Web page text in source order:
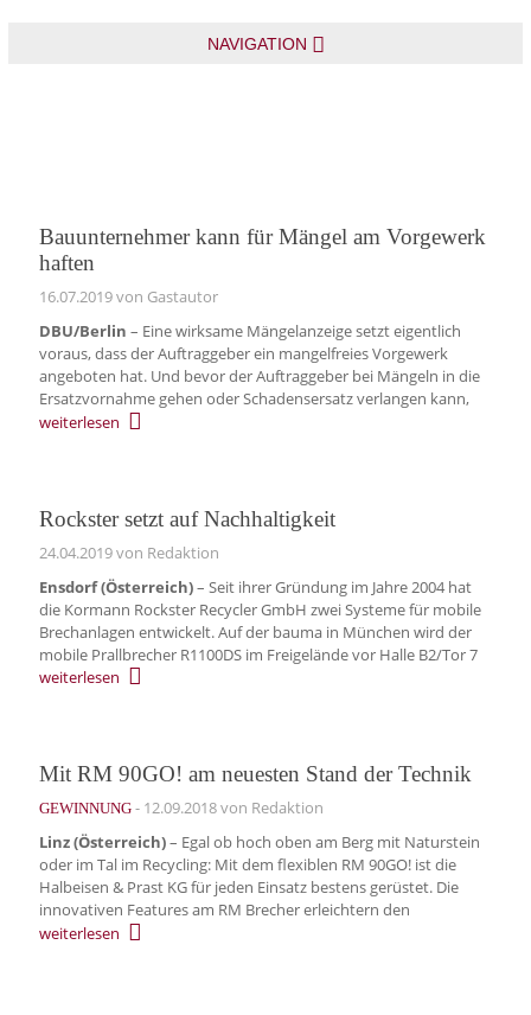
NAVIGATION
Bauunternehmer kann für Mängel am Vorgewerk
haften
16.07.2019von Gastautor
DBU/Berlin – Eine wirksame Mängelanzeige setzt eigentlich
voraus, dass der Auftraggeber ein mangelfreies Vorgewerk
angeboten hat. Und bevor der Auftraggeber bei Mängeln in die
Ersatzvornahme gehen oder Schadensersatz verlangen kann,
weiterlesen
Rockster setzt auf Nachhaltigkeit
24.04.2019von Redaktion
Ensdorf (Österreich)– Seit ihrer Gründung im Jahre 2004 hat
die Kormann Rockster Recycler GmbH zwei Systeme für mobile
Brechanlagen entwickelt. Auf der bauma in München wird der
mobile Prallbrecher R1100DS im Freigelände vor Halle B2/Tor 7
weiterlesen
Mit RM 90GO! am neuesten Stand der Technik
GEWINNUNG- 12.09.2018von Redaktion
Linz (Österreich)– Egal ob hoch oben am Berg mit Naturstein
oder im Tal im Recycling: Mit dem flexiblen RM 90GO! ist die
Halbeisen & Prast KG für jeden Einsatz bestens gerüstet. Die
innovativen Features am RM Brecher erleichtern den
weiterlesen